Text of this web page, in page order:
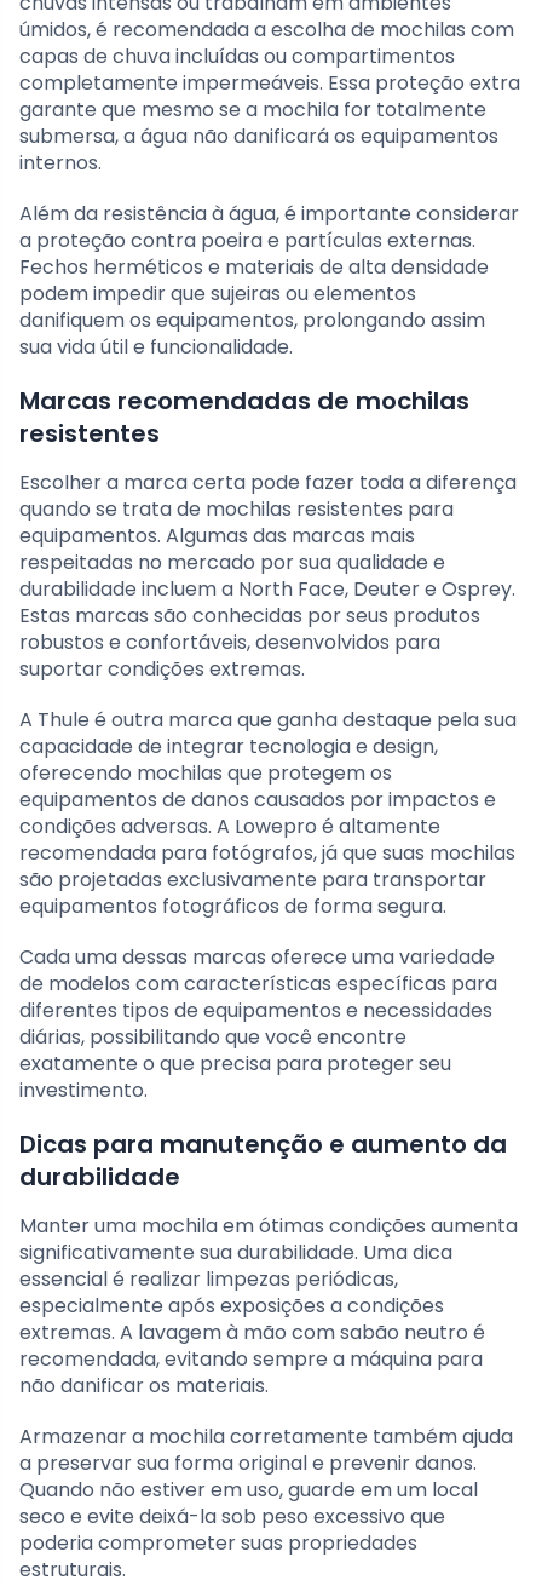
úmidos, é recomendada a escolha de mochilas com
capas de chuva incluídas ou compartimentos
completamente impermeáveis. Essa proteção extra
garante que mesmo se a mochila for totalmente
submersa, a água não danificará os equipamentos
internos.
Além da resistência à água, é importante considerar
a proteção contra poeira e partículas externas.
Fechos herméticos e materiais de alta densidade
podem impedir que sujeiras ou elementos
danifiquem os equipamentos, prolongando assim
sua vida útil e funcionalidade.
Marcas recomendadas de mochilas
resistentes
Escolher a marca certa pode fazer toda a diferença
quando se trata de mochilas resistentes para
equipamentos. Algumas das marcas mais
respeitadas no mercado por sua qualidade e
durabilidade incluem a North Face, Deuter e Osprey.
Estas marcas são conhecidas por seus produtos
robustos e confortáveis, desenvolvidos para
suportar condições extremas.
A Thule é outra marca que ganha destaque pela sua
capacidade de integrar tecnologia e design,
oferecendo mochilas que protegem os
equipamentos de danos causados por impactos e
condições adversas. A Lowepro é altamente
recomendada para fotógrafos, já que suas mochilas
são projetadas exclusivamente para transportar
equipamentos fotográficos de forma segura.
Cada uma dessas marcas oferece uma variedade
de modelos com características específicas para
diferentes tipos de equipamentos e necessidades
diárias, possibilitando que você encontre
exatamente o que precisa para proteger seu
investimento.
Dicas para manutenção e aumento da
durabilidade
Manter uma mochila em ótimas condições aumenta
significativamente sua durabilidade. Uma dica
essencial é realizar limpezas periódicas,
especialmente após exposições a condições
extremas. A lavagem à mão com sabão neutro é
recomendada, evitando sempre a máquina para
não danificar os materiais.
Armazenar a mochila corretamente também ajuda
a preservar sua forma original e prevenir danos.
Quando não estiver em uso, guarde em um local
seco e evite deixá-la sob peso excessivo que
poderia comprometer suas propriedades
estruturais.